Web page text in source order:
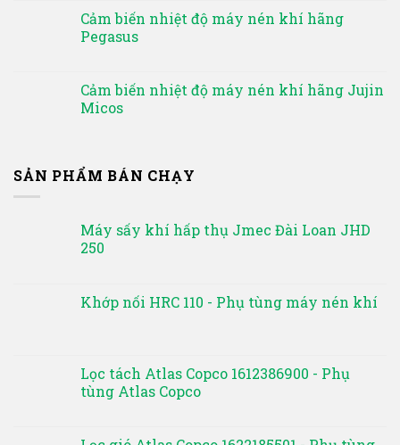
Cảm biến nhiệt độ máy nén khí hãng
Pegasus
Cảm biến nhiệt độ máy nén khí hãng Jujin
Micos
SẢN PHẨM BÁN CHẠY
Máy sấy khí hấp thụ Jmec Đài Loan JHD
250
Khớp nối HRC 110 - Phụ tùng máy nén khí
Lọc tách Atlas Copco 1612386900 - Phụ
tùng Atlas Copco